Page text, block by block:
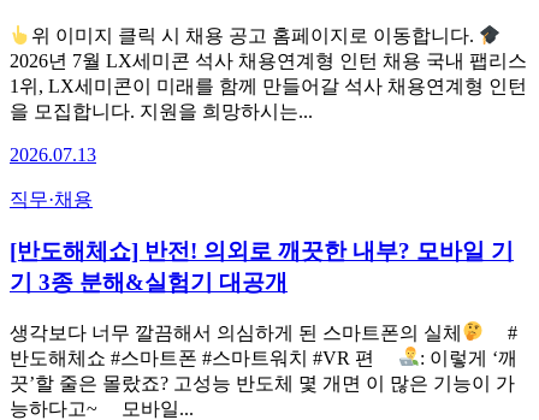
위 이미지 클릭 시 채용 공고 홈페이지로 이동합니다.
2026년 7월 LX세미콘 석사 채용연계형 인턴 채용 국내 팹리스
1위, LX세미콘이 미래를 함께 만들어갈 석사 채용연계형 인턴
을 모집합니다. 지원을 희망하시는...
2026.07.13
직무·채용
[반도해체쇼] 반전! 의외로 깨끗한 내부? 모바일 기
기 3종 분해&실험기 대공개
생각보다 너무 깔끔해서 의심하게 된 스마트폰의 실체
⠀ #
반도해체쇼 #스마트폰 #스마트워치 #VR 편 ⠀
: 이렇게 ‘깨
끗’할 줄은 몰랐죠? 고성능 반도체 몇 개면 이 많은 기능이 가
능하다고~ ⠀ 모바일...